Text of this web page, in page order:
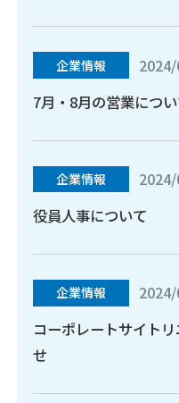
企業情報
7月・8月の営業につ
企業情報
役員人事について
企業情報
コーポレートサイト
せ